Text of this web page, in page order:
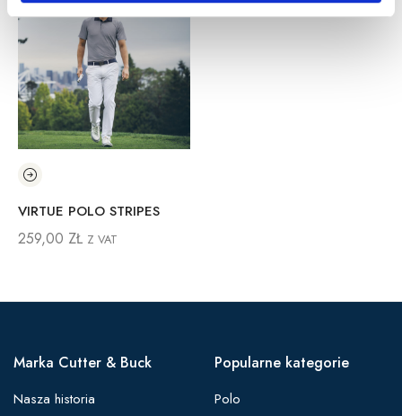
VIRTUE POLO STRIPES
259,00 ZŁ Z VAT
Marka Cutter & Buck
Nasza historia
Popularne kategorie
Polo